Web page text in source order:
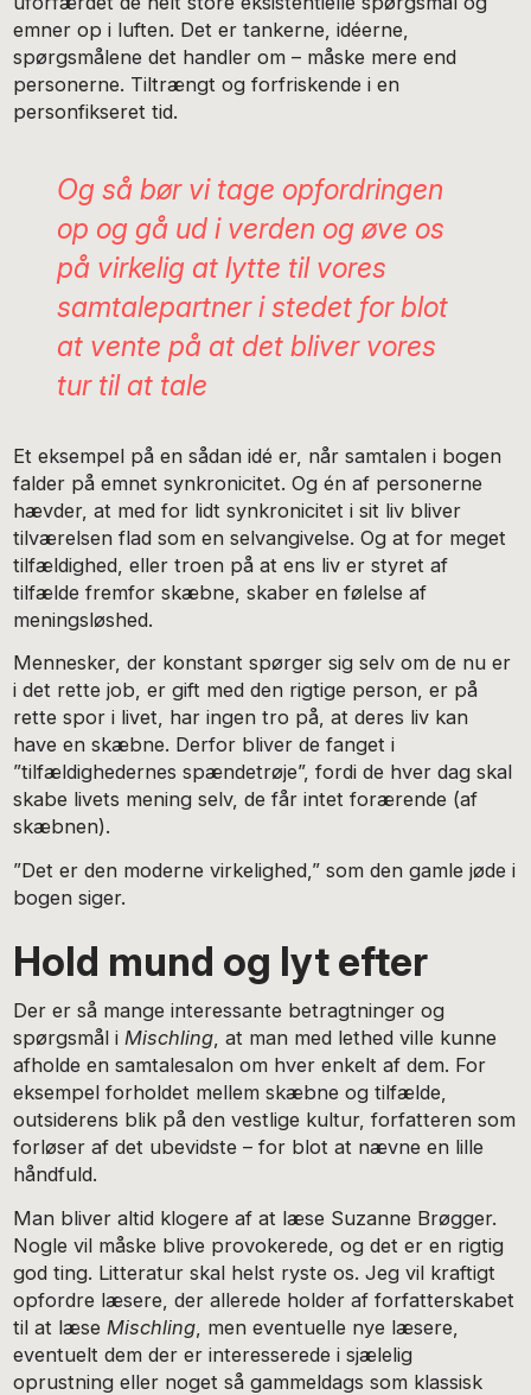
emner op i luften. Det er tankerne, idéerne,
spørgsmålene det handler om – måske mere end
personerne. Tiltrængt og forfriskende i en
personfikseret tid.
Og så bør vi tage opfordringen
op og gå ud i verden og øve os
på virkelig at lytte til vores
samtalepartner i stedet for blot
at vente på at det bliver vores
tur til at tale
Et eksempel på en sådan idé er, når samtalen i bogen
falder på emnet synkronicitet. Og én af personerne
hævder, at med for lidt synkronicitet i sit liv bliver
tilværelsen flad som en selvangivelse. Og at for meget
tilfældighed, eller troen på at ens liv er styret af
tilfælde fremfor skæbne, skaber en følelse af
meningsløshed.
Mennesker, der konstant spørger sig selv om de nu er
i det rette job, er gift med den rigtige person, er på
rette spor i livet, har ingen tro på, at deres liv kan
have en skæbne. Derfor bliver de fanget i
”tilfældighedernes spændetrøje”, fordi de hver dag skal
skabe livets mening selv, de får intet forærende (af
skæbnen).
”Det er den moderne virkelighed,” som den gamle jøde i
bogen siger.
Hold mund og lyt efter
Der er så mange interessante betragtninger og
spørgsmål i Mischling , at man med lethed ville kunne
afholde en samtalesalon om hver enkelt af dem. For
eksempel forholdet mellem skæbne og tilfælde,
outsiderens blik på den vestlige kultur, forfatteren som
forløser af det ubevidste – for blot at nævne en lille
håndfuld.
Man bliver altid klogere af at læse Suzanne Brøgger.
Nogle vil måske blive provokerede, og det er en rigtig
god ting. Litteratur skal helst ryste os. Jeg vil kraftigt
opfordre læsere, der allerede holder af forfatterskabet
til at læse Mischling , men eventuelle nye læsere,
eventuelt dem der er interesserede i sjælelig
oprustning eller noget så gammeldags som klassisk